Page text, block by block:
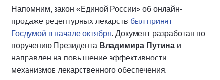
Напомним, закон «Единой России» об онлайн-
продаже рецептурных лекарств был принят
Госдумой в начале октября. Документ разработан по
поручению Президента Владимира Путина и
направлен на повышение эффективности
механизмов лекарственного обеспечения.